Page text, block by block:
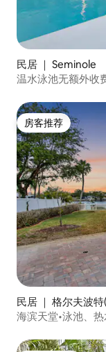
民居 ｜ Seminole
温水泳池无额外收
房客推荐
房客推荐
民居 ｜ 格尔夫波
海滨天堂•泳池、